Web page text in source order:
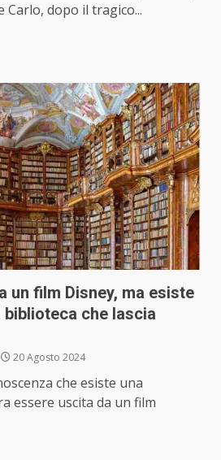
Carlo, dopo il tragico...
un film Disney, ma esiste
che lascia
20 Agosto 2024
che esiste una
essere uscita da un film